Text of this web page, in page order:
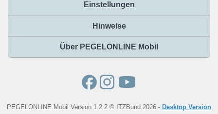
Einstellungen
Hinweise
Über PEGELONLINE Mobil
PEGELONLINE Mobil Version 1.2.2 © ITZBund 2026 - Desktop Version